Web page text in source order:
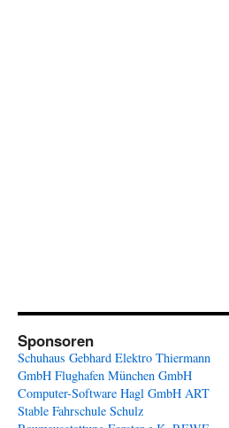
Sponsoren
Schuhaus Gebhard Elektro Thiermann
GmbH Flughafen München GmbH
Computer-Software Hagl GmbH ART
Stable Fahrschule Schulz